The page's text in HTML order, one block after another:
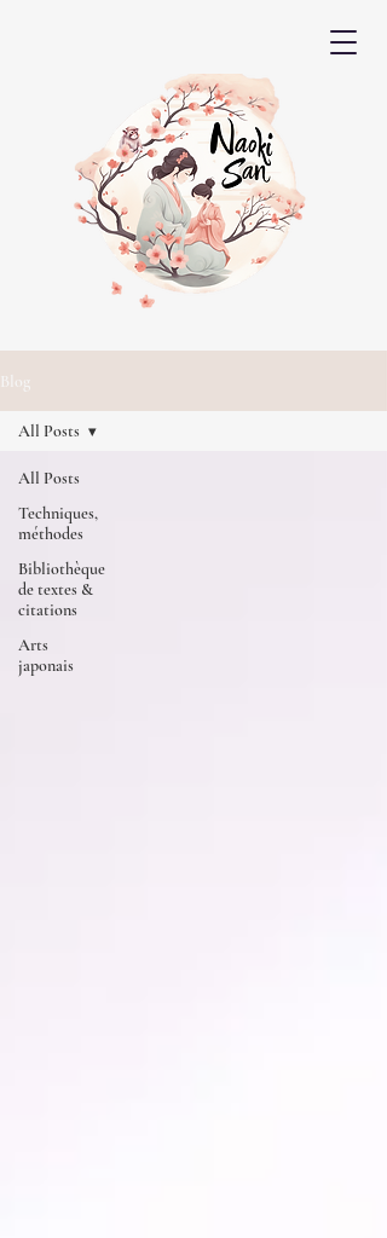
Blog
All Posts
Techniques,
méthodes
Bibliothèque
de textes &
citations
Arts
japonais
All Posts